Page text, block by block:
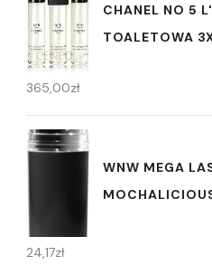
CHANEL NO 5
TOALETOWA
365,00zł
WNW MEGA
24,17zł